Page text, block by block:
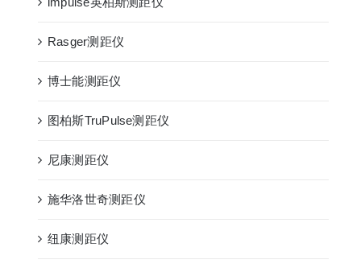
Rasger测距仪
博士能测距仪
图柏斯TruPulse测距仪
尼康测距仪
施华洛世奇测距仪
纽康测距仪